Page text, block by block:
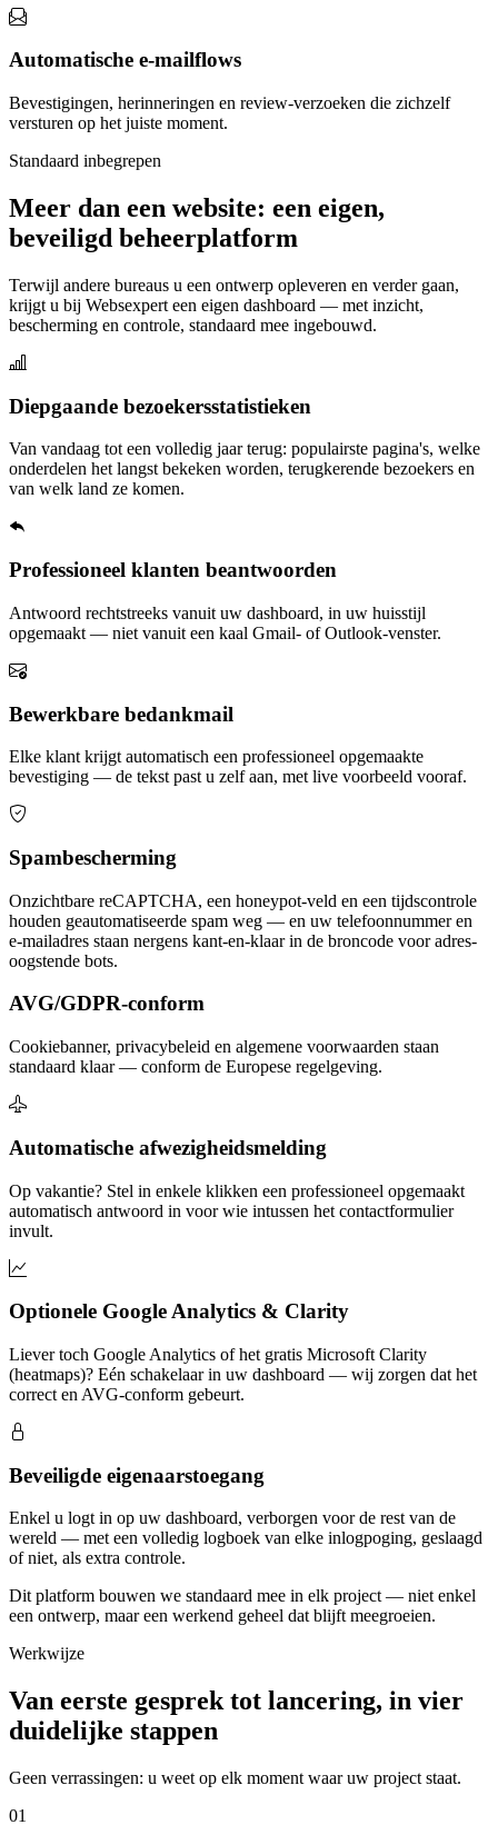
Automatische e-mailflows
Bevestigingen, herinneringen en review-verzoeken die zichzelf
versturen op het juiste moment.
Standaard inbegrepen
Meer dan een website: een eigen,
beveiligd beheerplatform
Terwijl andere bureaus u een ontwerp opleveren en verder gaan,
krijgt u bij Websexpert een eigen dashboard — met inzicht,
bescherming en controle, standaard mee ingebouwd.
Diepgaande bezoekersstatistieken
Van vandaag tot een volledig jaar terug: populairste pagina's, welke
onderdelen het langst bekeken worden, terugkerende bezoekers en
van welk land ze komen.
Professioneel klanten beantwoorden
Antwoord rechtstreeks vanuit uw dashboard, in uw huisstijl
opgemaakt — niet vanuit een kaal Gmail- of Outlook-venster.
Bewerkbare bedankmail
Elke klant krijgt automatisch een professioneel opgemaakte
bevestiging — de tekst past u zelf aan, met live voorbeeld vooraf.
Spambescherming
Onzichtbare reCAPTCHA, een honeypot-veld en een tijdscontrole
houden geautomatiseerde spam weg — en uw telefoonnummer en
e-mailadres staan nergens kant-en-klaar in de broncode voor adres-
oogstende bots.
AVG/GDPR-conform
Cookiebanner, privacybeleid en algemene voorwaarden staan
standaard klaar — conform de Europese regelgeving.
Automatische afwezigheidsmelding
Op vakantie? Stel in enkele klikken een professioneel opgemaakt
automatisch antwoord in voor wie intussen het contactformulier
invult.
Optionele Google Analytics & Clarity
Liever toch Google Analytics of het gratis Microsoft Clarity
(heatmaps)? Eén schakelaar in uw dashboard — wij zorgen dat het
correct en AVG-conform gebeurt.
Beveiligde eigenaarstoegang
Enkel u logt in op uw dashboard, verborgen voor de rest van de
wereld — met een volledig logboek van elke inlogpoging, geslaagd
of niet, als extra controle.
Dit platform bouwen we standaard mee in elk project — niet enkel
een ontwerp, maar een werkend geheel dat blijft meegroeien.
Werkwijze
Van eerste gesprek tot lancering, in vier
duidelijke stappen
Geen verrassingen: u weet op elk moment waar uw project staat.
01